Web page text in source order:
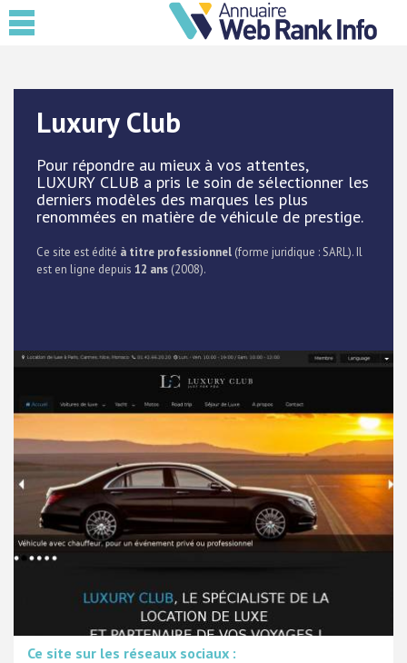
Luxury Club
Pour répondre au mieux à vos attentes,
LUXURY CLUB a pris le soin de sélectionner les
derniers modèles des marques les plus
renommées en matière de véhicule de prestige.
Ce site est édité à titre professionnel (forme juridique : SARL). Il
est en ligne depuis 12 ans (2008).
Ce site sur les réseaux sociaux :